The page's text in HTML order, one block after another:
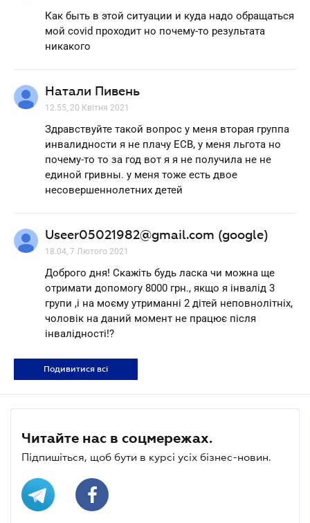
Как быть в этой ситуации и куда надо обращаться
мой covid проходит но почему-то результата
никакого
Натали Пивень
12.55, 20 Квітня 2021
Здравствуйте такой вопрос у меня вторая группа
инвалидности я не плачу ЕСВ, у меня льгота но
почему-то то за год вот я я не получила не не
единой гривны. у меня тоже есть двое
несовершеннолетних детей
Useer05021982@gmail.com (google)
18.04, 7 Лютого 2021
Доброго дня! Скажіть будь ласка чи можна ще
отримати допомогу 8000 грн., якщо я інвалід 3
групи ,і на моєму утриманні 2 дітей неповнолітніх,
чоловік на даний момент не працює після
інвалідності!?
Подивитися всі
Читайте нас в соцмережах.
Підпишіться, щоб бути в курсі усіх бізнес-новин.